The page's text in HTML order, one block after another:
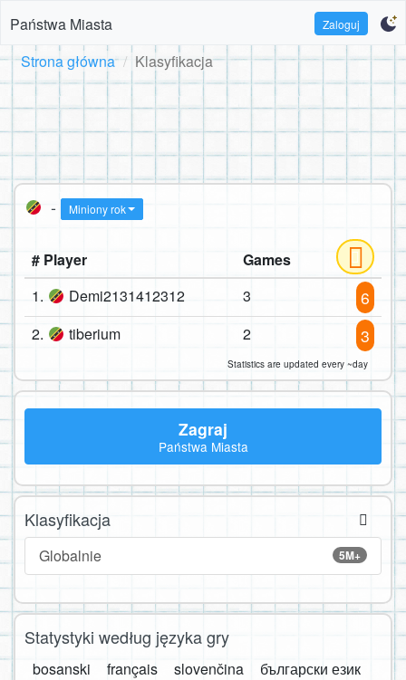
Państwa Miasta Zaloguj
Strona główna Klasyfikacja
- Miniony rok
# Player
Games
1.
Demi2131412312 3 6
2. tiberium 2 3
Statistics are updated every ~day
Zagraj
Państwa Miasta
Klasyfikacja
5M+
Globalnie
Statystyki według języka gry
bosanski français slovenčina
български език